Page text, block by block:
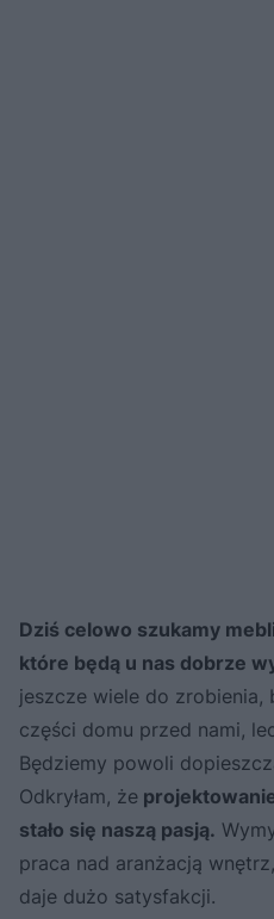
Dziś celowo szukamy
które będą u nas dobrze
jeszcze wiele do zrobienia,
części domu przed nami,
Będziemy powoli
Odkryłam, że
stało się naszą pasją.
praca nad aranżacją
daje dużo satysfakcji.